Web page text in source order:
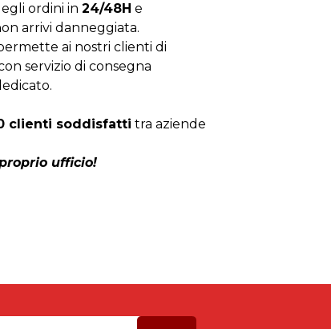
ordini in 24/48H e
arrivi danneggiata.
ai nostri clienti di
servizio di consegna
clienti soddisfatti tra aziende
ufficio!